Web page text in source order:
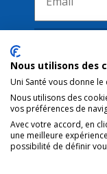
Nous utilisons des
Uni Santé vous donne
Nous utilisons des
vos préférences de
Avec votre accord, en
une meilleure
possibilité de définir
Juridische